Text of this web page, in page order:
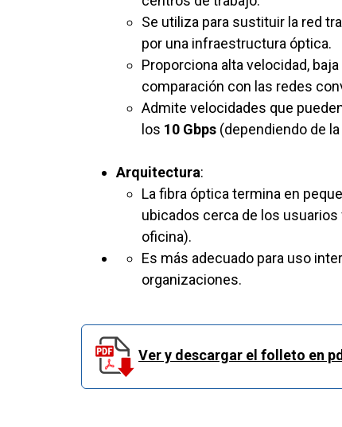
Se utiliza para sustituir la red
por una infraestructura óptica.
Proporciona alta velocidad,
comparación con las redes
Admite velocidades que
los 10 Gbps (dependiendo de
Arquitectura:
La fibra óptica termina en
ubicados cerca de los
oficina).
Es más adecuado para uso
organizaciones.
Ver y descargar el folleto en